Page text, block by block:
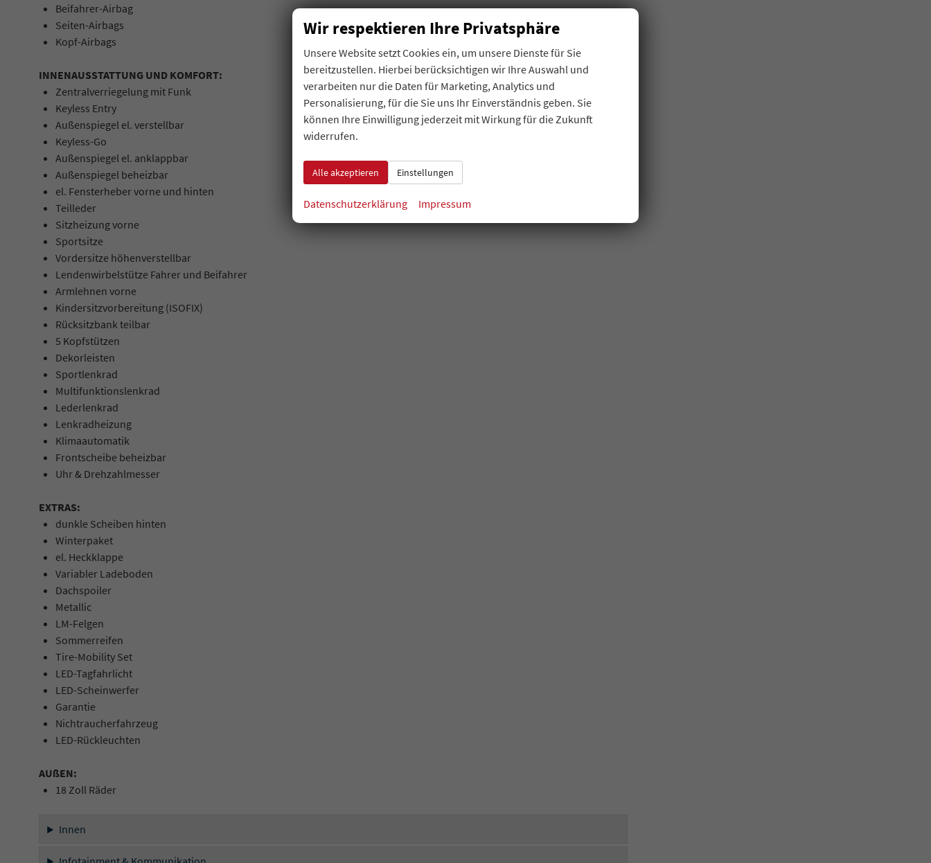
Beifahrer-Airbag
Seiten-Airbags
Kopf-Airbags
INNENAUSSTATTUNG UND KOMFORT:
Zentralverriegelung mit Funk
Keyless Entry
Außenspiegel el. verstellbar
Keyless-Go
Außenspiegel el. anklappbar
Außenspiegel beheizbar
el. Fensterheber vorne und hinten
Teilleder
Sitzheizung vorne
Sportsitze
Vordersitze höhenverstellbar
Lendenwirbelstütze Fahrer und Beifahrer
Armlehnen vorne
Kindersitzvorbereitung (ISOFIX)
Rücksitzbank teilbar
5 Kopfstützen
Dekorleisten
Sportlenkrad
Multifunktionslenkrad
Lederlenkrad
Lenkradheizung
Klimaautomatik
Frontscheibe beheizbar
Uhr & Drehzahlmesser
EXTRAS:
dunkle Scheiben hinten
Winterpaket
el. Heckklappe
Variabler Ladeboden
Dachspoiler
Metallic
LM-Felgen
Sommerreifen
Tire-Mobility Set
LED-Tagfahrlicht
LED-Scheinwerfer
Garantie
Nichtraucherfahrzeug
LED-Rückleuchten
AUßEN:
18 Zoll Räder
Innen
Wir respektieren Ihre Privatsphäre
Unsere Website setzt Cookies ein, um unsere Dienste für Sie
bereitzustellen. Hierbei berücksichtigen wir Ihre Auswahl und
verarbeiten nur die Daten für Marketing, Analytics und
Personalisierung, für die Sie uns Ihr Einverständnis geben. Sie
können Ihre Einwilligung jederzeit mit Wirkung für die Zukunft
widerrufen.
Alle akzeptieren Einstellungen
Datenschutzerklärung Impressum